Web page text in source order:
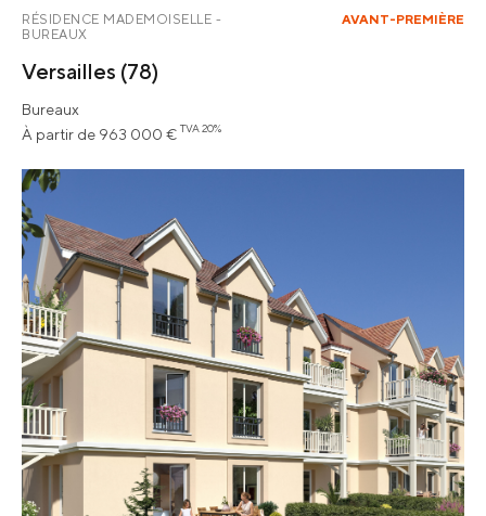
AVANT-PREMIÈRE
RÉSIDENCE MADEMOISELLE -
BUREAUX
Versailles (78)
Bureaux
À partir de 963 000 € TVA 20%